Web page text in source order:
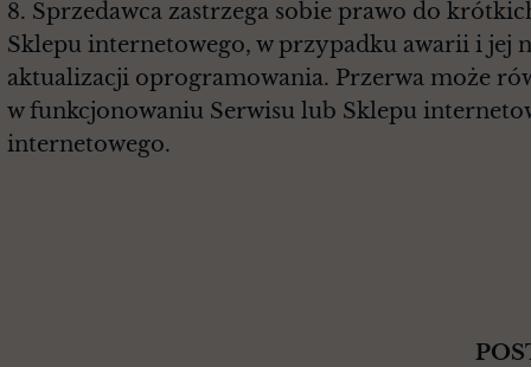
8. Sprzedawca zastrzega sobie prawo do
Sklepu internetowego, w przypadku awarii i jej
aktualizacji oprogramowania. Przerwa może
w funkcjonowaniu Serwisu lub Sklepu
internetowego.
POSTANOWIENIA